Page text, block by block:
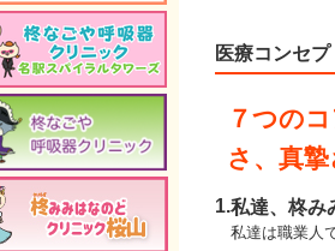
医療コンセプ
７つの
さ、真摯
1.私達、柊み
私達は職業人